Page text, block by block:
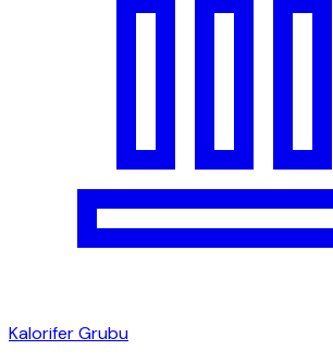
Kalorifer Grubu